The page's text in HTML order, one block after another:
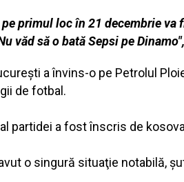
pe primul loc în 21 decembrie va
văd să o bată Sepsi pe Dinamo",
a învins-o pe Petrolul
de fotbal.
partidei a fost înscris de
o singură situaţie notabilă,